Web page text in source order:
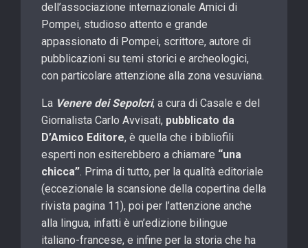
dell’associazione internazionale Amici di
Pompei, studioso attento e grande
appassionato di Pompei, scrittore, autore di
pubblicazioni su temi storici e archeologici,
con particolare attenzione alla zona vesuviana.
La Venere dei Sepolcri, a cura di Casale e del
Giornalista Carlo Avvisati, pubblicato da
D’Amico Editore, è quella che i bibliofili
esperti non esiterebbero a chiamare “una
chicca”. Prima di tutto, per la qualità editoriale
(eccezionale la scansione della copertina della
rivista pagina 11), poi per l’attenzione anche
alla lingua, infatti è un’edizione bilingue
italiano-francese, e infine per la storia che ha